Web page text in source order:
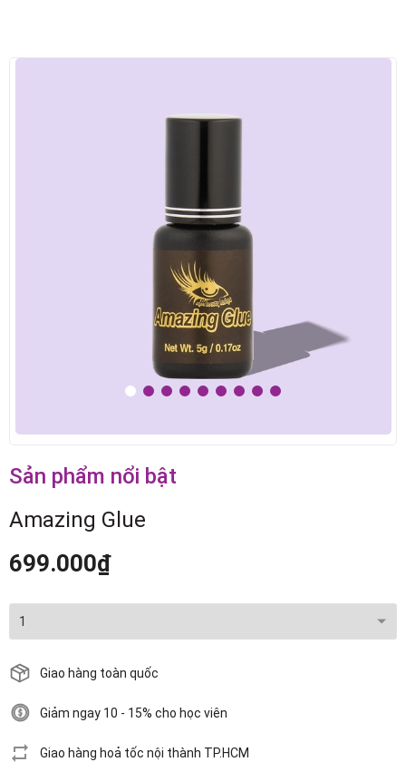
Sản phẩm nổi bật
Amazing Glue
699.000₫
Giao hàng toàn quốc
Giảm ngay 10 - 15% cho học viên
Giao hàng hoả tốc nội thành TP.HCM